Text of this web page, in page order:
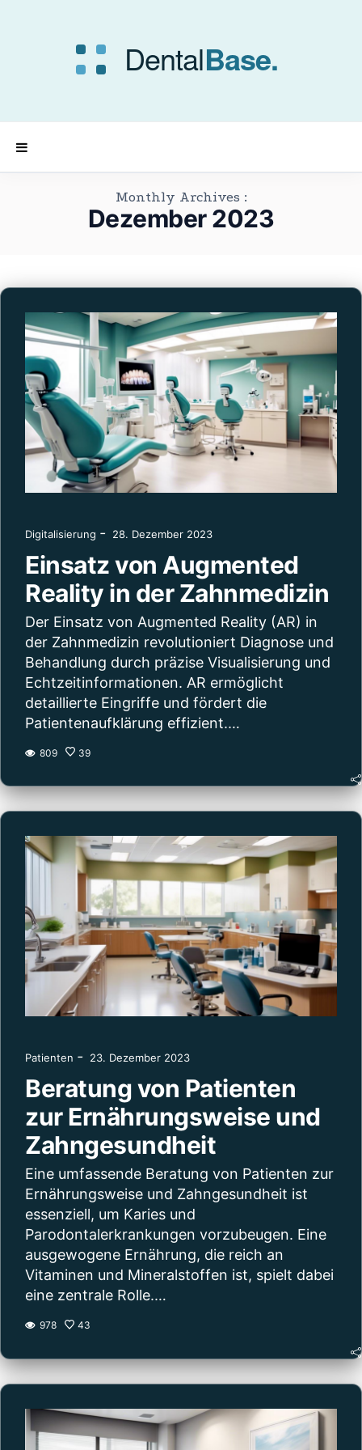
Monthly Archives :
Dezember 2023
Digitalisierung - 28. Dezember 2023
Einsatz von Augmented
Reality in der Zahnmedizin
Der Einsatz von Augmented Reality (AR) in
der Zahnmedizin revolutioniert Diagnose und
Behandlung durch präzise Visualisierung und
Echtzeitinformationen. AR ermöglicht
detaillierte Eingriffe und fördert die
Patientenaufklärung effizient.…
809 39
Patienten - 23. Dezember 2023
Beratung von Patienten
zur Ernährungsweise und
Zahngesundheit
Eine umfassende Beratung von Patienten zur
Ernährungsweise und Zahngesundheit ist
essenziell, um Karies und
Parodontalerkrankungen vorzubeugen. Eine
ausgewogene Ernährung, die reich an
Vitaminen und Mineralstoffen ist, spielt dabei
eine zentrale Rolle.…
978 43